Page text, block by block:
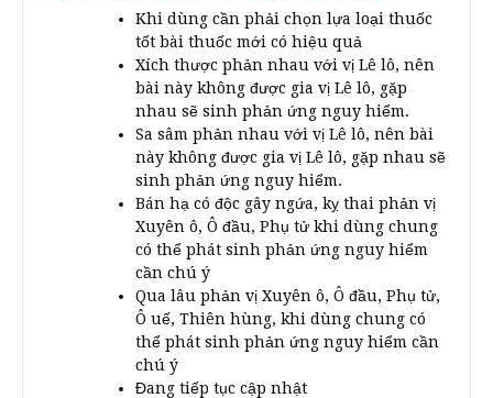
Khi dùng cần phải chọn lựa loại thuốc
tốt bài thuốc mới có hiệu quả
Xích thược phản nhau với vị Lê lô, nên
bài này không được gia vị Lê lô, gặp
nhau sẽ sinh phản ứng nguy hiểm.
Sa sâm phản nhau với vị Lê lô, nên bài
này không được gia vị Lê lô, gặp nhau sẽ
sinh phản ứng nguy hiểm.
Bán hạ có độc gây ngứa, kỵ thai phản vị
Xuyên ô, Ô đầu, Phụ tử khi dùng chung
có thể phát sinh phản ứng nguy hiểm
cần chú ý
Qua lâu phản vị Xuyên ô, Ô đầu, Phụ tử,
Ô uế, Thiên hùng, khi dùng chung có
thể phát sinh phản ứng nguy hiểm cần
chú ý
Đang tiếp tục cập nhật